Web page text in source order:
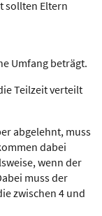
sollten Eltern
Umfang beträgt.
Teilzeit verteilt
abgelehnt, muss
dabei
wenn der
muss der
zwischen 4 und